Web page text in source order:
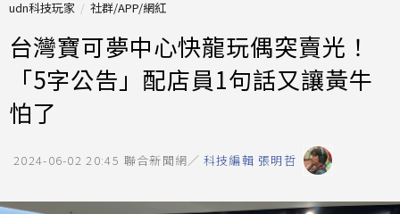
udn科技玩家 社群/APP/網紅
台灣寶可夢中心快龍玩偶突賣光！
「5字公告」配店員1句話又讓黃牛
怕了
2024-06-02 20:45 聯合新聞網／ 科技編輯 張明哲